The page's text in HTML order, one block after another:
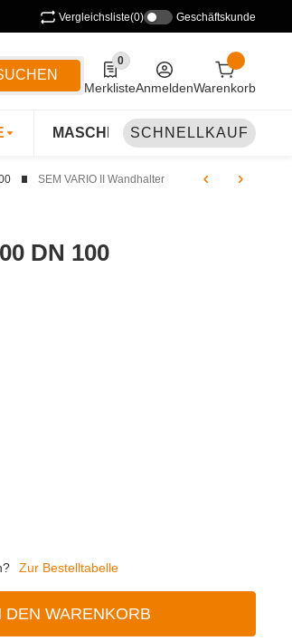
Vergleichsliste(0) Geschäftskunde
0
0 Produkte in der Liste
MerklisteAnmeldenWarenkorb
MASCHINEN & ZUBEHÖR
SCHNELLKAUF
SEM VARIO II Wandhalter
DN 100
Zur Bestelltabelle
DEN WARENKORB